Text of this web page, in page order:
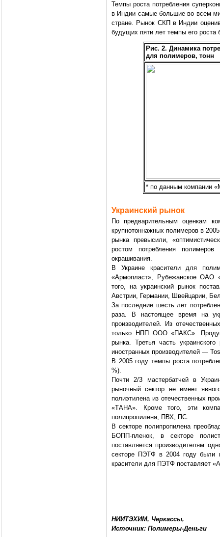
Темпы роста потребления
в Индии самые большие во всем
стране. Рынок СКП в Индии
будущих пяти лет темпы его роста
Рис. 2. Динамика
для полимеров, тонн
* по данным компании
Украинский рынок
По предварительным оценкам
крупнотоннажных полимеров в
рынка превысили,
ростом потребления полимеров
окрашивания.
В Украине красители для
«Армопласт», Рубежанское ОАО
того, на украинский рынок
Австрии, Германии, Швейцарии,
За последние шесть лет
раза. В настоящее время на
производителей. Из
только НПП ООО «ПАКС».
рынка. Третья часть
иностранных производителей —
В 2005 году темпы роста
%).
Почти 2/3 мастербатчей в
рыночный сектор не имеет
полиэтилена из отечественных
«ТАНА». Кроме того, эти
полипропилена, ПВХ, ПС.
В секторе полипропилена
БОПП-пленок, в секторе
поставляется производителям
секторе ПЭТФ в 2004 году были
красители для ПЭТФ поставляет
НИИТЭХИМ, Черкассы,
Источник: Полимеры-Деньги